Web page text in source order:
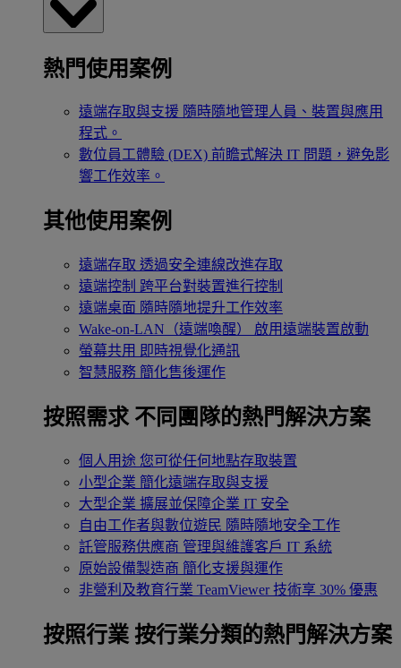
熱門使用案例
遠端存取與支援 隨時隨地管理人員、裝置與應用
程式。
數位員工體驗 (DEX) 前瞻式解決 IT 問題，避免影
響工作效率。
其他使用案例
遠端存取 透過安全連線改進存取
遠端控制 跨平台對裝置進行控制
遠端桌面 隨時隨地提升工作效率
Wake-on-LAN（遠端喚醒）
啟用遠端裝置啟動
螢幕共用 即時視覺化通訊
智慧服務 簡化售後運作
按照需求 不同團隊的熱門解決方案
個人用途 您可從任何地點存取裝置
小型企業 簡化遠端存取與支援
大型企業 擴展並保障企業 IT 安全
自由工作者與數位遊民 隨時隨地安全工作
託管服務供應商 管理與維護客戶 IT 系統
原始設備製造商 簡化支援與運作
非營利及教育行業 TeamViewer 技術享 30% 優惠
按照行業 按行業分類的熱門解決方案